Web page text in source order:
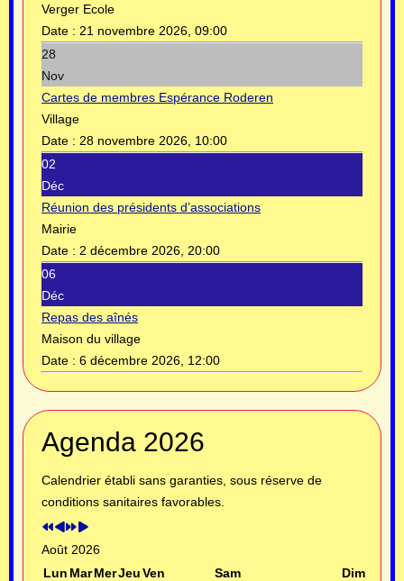
Verger Ecole
Date : 21 novembre 2026, 09:00
28
Nov
Cartes de membres Espérance Roderen
Village
Date : 28 novembre 2026, 10:00
02
Déc
Réunion des présidents d’associations
Mairie
Date : 2 décembre 2026, 20:00
06
Déc
Repas des aînés
Maison du village
Date : 6 décembre 2026, 12:00
Agenda 2026
Calendrier établi sans garanties, sous réserve de
conditions sanitaires favorables.
Année
précédente
précédent
suivante
suivant
Août 2026
Lun MarMerJeuVen Sam
Dim